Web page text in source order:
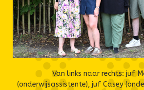
Van links naar rechts: juf
(onderwijsassistente), juf Casey